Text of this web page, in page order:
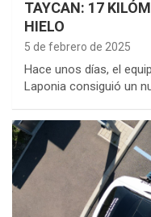
TAYCAN: 17
HIELO
5 de febrero de 2025
Hace unos días, el
Laponia consiguió un